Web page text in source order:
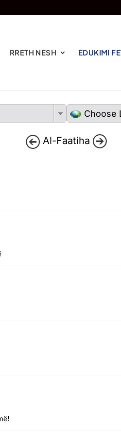
RRETH NESH EDUKIMI
Choose
Al-Faatiha